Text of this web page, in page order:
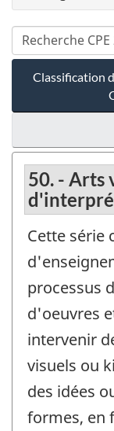
Classification
50. - Arts
Cette série
processus
d'oeuvres
intervenir
visuels ou
des idées
formes, en